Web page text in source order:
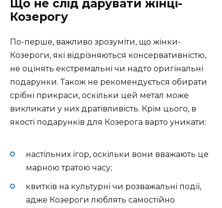
Що не слід дарувати жінці-
Козерогу
По-перше, важливо зрозуміти, що жінки-
Козероги, які відрізняються консервативністю,
не оцінять екстремальні чи надто оригінальні
подарунки. Також не рекомендується обирати
срібні прикраси, оскільки цей метал може
викликати у них дратівливість. Крім цього, в
якості подарунків для Козерога варто уникати:
настільних ігор, оскільки вони вважають це
марною тратою часу;
квитків на культурні чи розважальні події,
адже Козероги люблять самостійно